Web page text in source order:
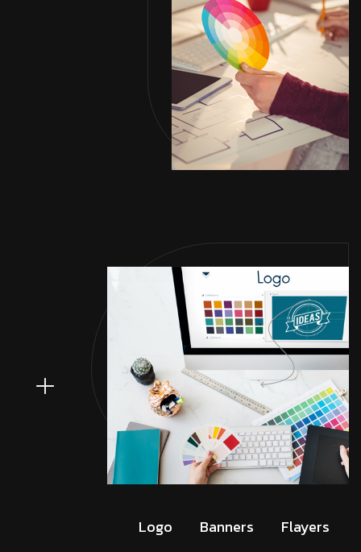
Logo Banners Flayers